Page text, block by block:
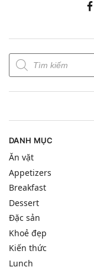
DANH MỤC
Ăn vặt
Appetizers
Breakfast
Dessert
Đặc sản
Khoẻ đẹp
Kiến thức
Lunch